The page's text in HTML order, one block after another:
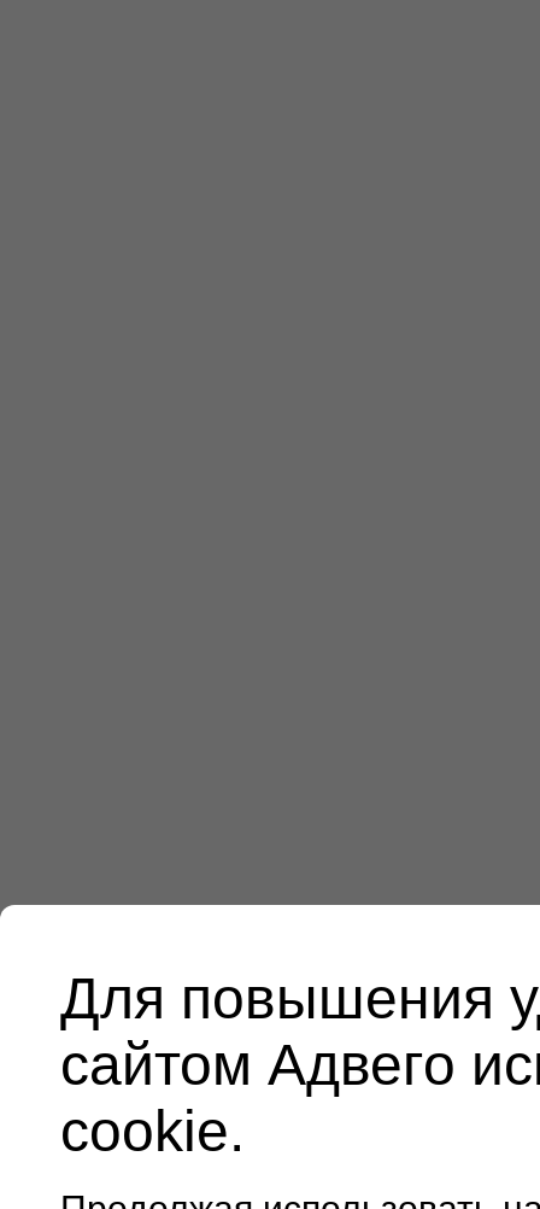
Для повышения
сайтом Адвего
cookie.